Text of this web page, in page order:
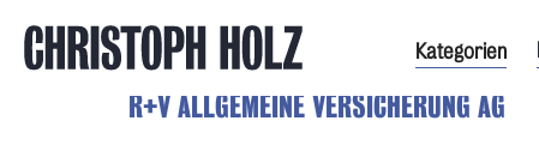
Kategorien
R+V ALLGEMEINE VERSICHERUNG AG